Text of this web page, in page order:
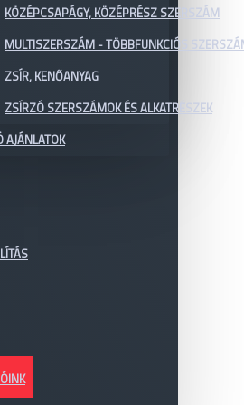
KÖZÉPCSAPÁGY, KÖZÉPRÉSZ SZERSZÁM
MULTISZERSZÁM - TÖBBFUNKCIÓS
ZSÍR, KENŐANYAG
ZSÍRZÓ SZERSZÁMOK ÉS ALKATRÉSZEK
AJÁNLATOK